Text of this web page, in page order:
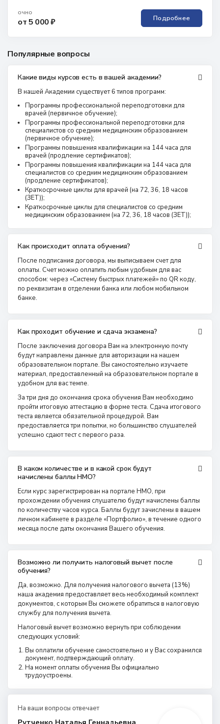
очно
от 5 000 ₽ Подробнее
Популярные вопросы
Какие виды курсов есть в вашей академии?
В нашей Академии существует 6 типов программ:
Программы профессиональной переподготовки для
врачей (первичное обучение);
Программы профессиональной переподготовки для
специалистов со средним медицинским образованием
(первичное обучение);
Программы повышения квалификации на 144 часа для
врачей (продление сертификатов);
Программы повышения квалификации на 144 часа для
специалистов со средним медицинским образованием
(продление сертификатов);
Краткосрочные циклы для врачей (на 72, 36, 18 часов
(ЗЕТ));
Краткосрочные циклы для специалистов со средним
медицинским образованием (на 72, 36, 18 часов (ЗЕТ));
Как происходит оплата обучения?
После подписания договора, мы выписываем счет для
оплаты. Счет можно оплатить любым удобным для вас
способом: через «Систему быстрых платежей» по QR коду,
по реквизитам в отделении банка или любом мобильном
банке.
Как проходит обучение и сдача экзамена?
После заключения договора Вам на электронную почту
будут направлены данные для авторизации на нашем
образовательном портале. Вы самостоятельно изучаете
материал, предоставленный на образовательном портале в
удобном для вас темпе.
За три дня до окончания срока обучения Вам необходимо
пройти итоговую аттестацию в форме теста. Сдача итогового
теста является обязательной процедурой. Вам
предоставляется три попытки, но большинство слушателей
успешно сдают тест с первого раза.
В каком количестве и в какой срок будут
начислены баллы НМО?
Если курс зарегистрирован на портале НМО, при
прохождении обучения слушателю будут начислены баллы
по количеству часов курса. Баллы будут зачислены в вашем
личном кабинете в разделе «Портфолио», в течение одного
месяца после даты окончания Вашего обучения.
Возможно ли получить налоговый вычет после
обучения?
Да, возможно. Для получения налогового вычета (13%)
наша академия предоставляет весь необходимый комплект
документов, с которым Вы сможете обратиться в налоговую
службу для получения вычета.
Налоговый вычет возможно вернуть при соблюдении
следующих условий:
Вы оплатили обучение самостоятельно и у Вас сохранился
документ, подтверждающий оплату.
На момент оплаты обучения Вы официально
трудоустроены.
На ваши вопросы отвечает